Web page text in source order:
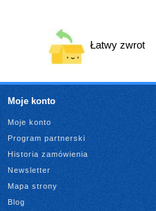
Łatwy zwrot
Moje konto
Moje konto
Program partnerski
Historia zamówienia
Newsletter
Mapa strony
Blog